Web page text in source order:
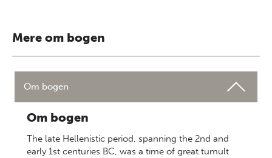
Mere om bogen
Om bogen
Om bogen
The late Hellenistic period, spanning the 2nd and
early 1st centuries BC, was a time of great tumult